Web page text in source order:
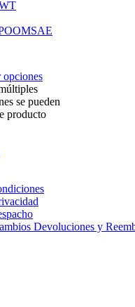
opciones
se pueden
producto
Devoluciones y